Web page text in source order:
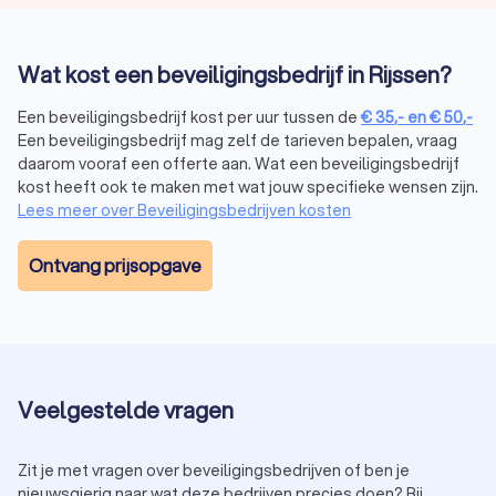
Goedkopere opties bieden niet altijd dezelfde expertise en
technologie. Via Trustoo vraag je snel en makkelijk offertes
aan en vergelijk je beveiligingsbedrijven.
Het proces van beveiliging en bewaking
regelen
Een beveiligingsbedrijf in Rijssen volgt doorgaans een
gestructureerd proces om ervoor te zorgen dat jouw
beveiligingsbehoeften worden vervuld:
Risicoanalyse:een grondige beoordeling van potentiële
Implementatie:na akkoord op het beveiligingsplan
Wat kost een beveiligingsbedrijf in Rijssen?
Een beveiligingsbedrijf kost per uur tussen de €35,- en€50,-
Een beveiligingsbedrijf mag zelf de tarieven bepalen, vraag
daarom vooraf een offerte aan. Wat een beveiligingsbedrijf
kost heeft ook te maken met wat jouw specifieke wensen zijn.
Lees meer over Beveiligingsbedrijven kosten
Ontvang prijsopgave
Veelgestelde vragen
Zit je met vragen over beveiligingsbedrijven of ben je